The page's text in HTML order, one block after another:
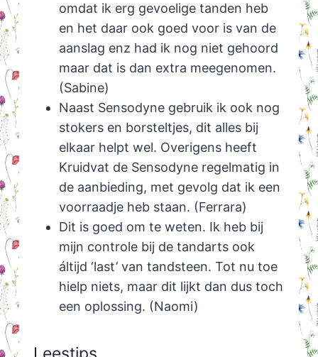
omdat ik erg gevoelige tanden heb
en het daar ook goed voor is van de
aanslag enz had ik nog niet gehoord
maar dat is dan extra meegenomen.
(Sabine)
Naast Sensodyne gebruik ik ook nog
stokers en borsteltjes, dit alles bij
elkaar helpt wel. Overigens heeft
Kruidvat de Sensodyne regelmatig in
de aanbieding, met gevolg dat ik een
voorraadje heb staan. (Ferrara)
Dit is goed om te weten. Ik heb bij
mijn controle bij de tandarts ook
áltijd ‘last’ van tandsteen. Tot nu toe
hielp niets, maar dit lijkt dan dus toch
een oplossing. (Naomi)